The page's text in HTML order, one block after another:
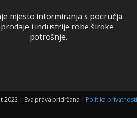
mjesto informiranja s područja
i industrije robe široke
potrošnje.
2023 | Sva prava pridržana | Politika privatnosti